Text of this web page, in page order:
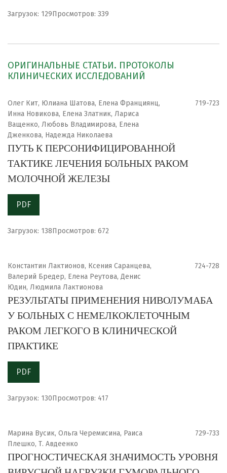
Загрузок: 129Просмотров: 339
ОРИГИНАЛЬНЫЕ СТАТЬИ. ПРОТОКОЛЫ
КЛИНИЧЕСКИХ ИССЛЕДОВАНИЙ
Олег Кит, Юлиана Шатова, Елена Франциянц,
Инна Новикова, Елена Златник, Лариса
Ващенко, Любовь Владимирова, Елена
Дженкова, Надежда Николаева
719-723
ПУТЬ К ПЕРСОНИФИЦИРОВАННОЙ
ТАКТИКЕ ЛЕЧЕНИЯ БОЛЬНЫХ РАКОМ
МОЛОЧНОЙ ЖЕЛЕЗЫ
PDF
Загрузок: 138Просмотров: 672
Константин Лактионов, Ксения Саранцева,
Валерий Бредер, Елена Реутова, Денис
Юдин, Людмила Лактионова
724-728
РЕЗУЛЬТАТЫ ПРИМЕНЕНИЯ НИВОЛУМАБА
У БОЛЬНЫХ С НЕМЕЛКОКЛЕТОЧНЫМ
РАКОМ ЛЕГКОГО В КЛИНИЧЕСКОЙ
ПРАКТИКЕ
PDF
Загрузок: 130Просмотров: 417
Марина Вусик, Ольга Черемисина, Раиса
Плешко, Т. Авдеенко
729-733
ПРОГНОСТИЧЕСКАЯ ЗНАЧИМОСТЬ УРОВНЯ